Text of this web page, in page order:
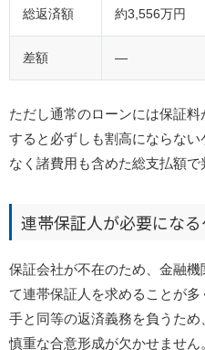
総返済額 約3,556万円
差額 ―
ただし通常のローンには保証
すると必ずしも割高にならな
なく諸費用も含めた総支払額で
連帯保証人が必要にな
保証会社が不在のため、金融
て連帯保証人を求めることが多
手と同等の返済義務を負うた
慎重な合意形成が欠かせません